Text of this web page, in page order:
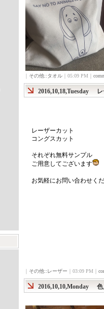
その他::タオル ｜05:09 PM｜
2016,10,18,Tuesday
レーザーカット
コングスカット
それぞれ無料サンプル
ご用意してございます
お気軽にお問い合わせく
その他::レーザー ｜03:09 PM｜
2016,10,10,Monday